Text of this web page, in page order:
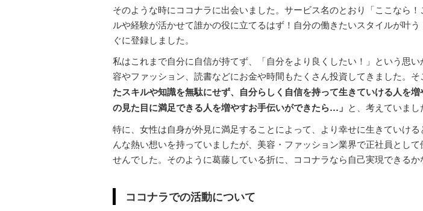
そのような時にココナラに出会いました。サービス名のとおり「ここなら
ルや経験が活かせて誰かの役に立てるはず！自分の働きたいスタイルが叶
ぐに登録しました。
私はこれまで自分に自信が持てず、「自分をより良くしたい！」という思
容やファッション、読書などにお金や時間もたくさん投資してきました。そ
たスキルや知識を無駄にせず、自分らしく自信を持って生きていける人を
の見た目に満足できる人を増やすお手伝いができたら…」 と、考えていまし
特に、女性は自身が外見に満足することによって、より幸せに生きていけ
んな熱い想いを持っていましたが、美容・ファッション業界で正社員として
せんでした。そのように葛藤している折に、ココナラなら自己実現できるか
ココナラでの活動について